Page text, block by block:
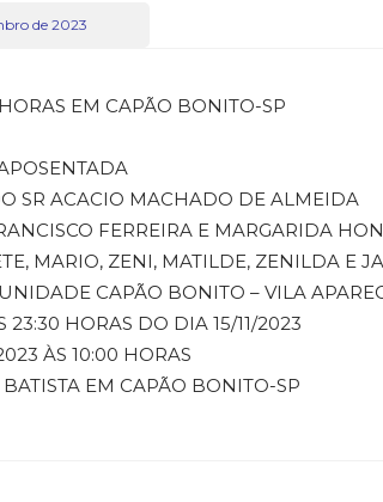
de 2023
EM CAPÃO BONITO-SP
SR ACACIO MACHADO DE ALMEIDA
FERREIRA E MARGARIDA
MARIO, ZENI, MATILDE, ZENILDA E
CAPÃO BONITO – VILA
23:30 HORAS DO DIA 15/11/2023
ÀS 10:00 HORAS
EM CAPÃO BONITO-SP